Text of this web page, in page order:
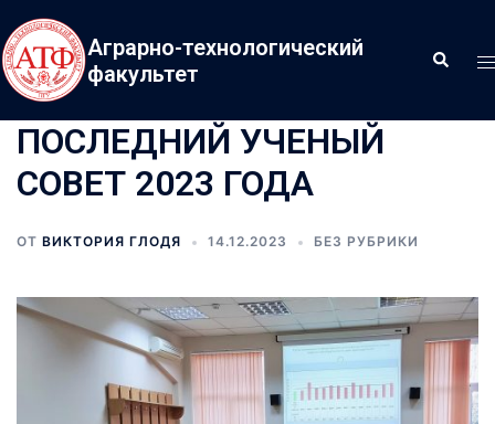
Аграрно-технологический
факультет
ПОСЛЕДНИЙ УЧЕНЫЙ
СОВЕТ 2023 ГОДА
ОТ ВИКТОРИЯ ГЛОДЯ 14.12.2023 БЕЗ РУБРИКИ